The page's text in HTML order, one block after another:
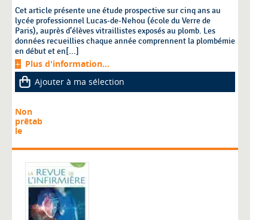
Cet article présente une étude prospective sur cinq ans au
lycée professionnel Lucas-de-Nehou (école du Verre de
Paris), auprès d’élèves vitraillistes exposés au plomb. Les
données recueillies chaque année comprennent la plombémie
en début et en[...]
Plus d'information...
Ajouter à ma sélection
Non
prêtab
le